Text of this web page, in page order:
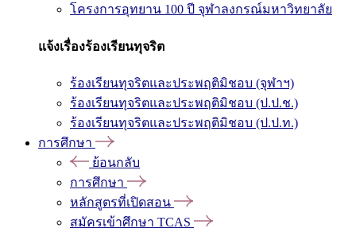
โครงการอุทยาน 100 ปี จุฬาลงกรณ์มหาวิทยาลัย
แจ้งเรื่องร้องเรียนทุจริต
ร้องเรียนทุจริตและประพฤติมิชอบ (จุฬาฯ)
ร้องเรียนทุจริตและประพฤติมิชอบ (ป.ป.ช.)
ร้องเรียนทุจริตและประพฤติมิชอบ (ป.ป.ท.)
การศึกษา
ย้อนกลับ
การศึกษา
หลักสูตรที่เปิดสอน
สมัครเข้าศึกษา TCAS